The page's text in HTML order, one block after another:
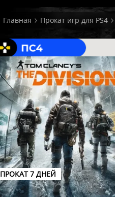
Главная Прокат игр для PS4
ПРОКАТ 7 ДНЕЙ